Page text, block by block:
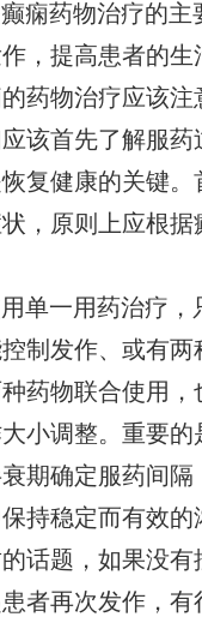
痫药物治疗的主
，提高患者的生
药物治疗应该注
该首先了解服药
复健康的关键。
，原则上应根据
单一用药治疗，
制发作、或有两
药物联合使用，
小调整。重要的
期确定服药间隔
持稳定而有效的
话题，如果没有
者再次发作，有